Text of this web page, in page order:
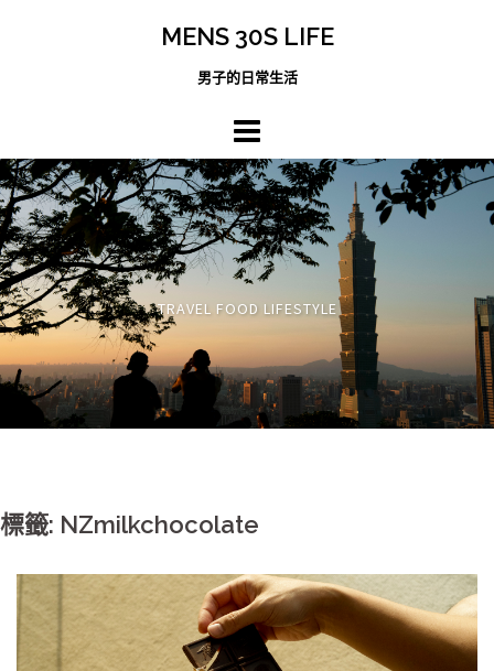
MENS 30S LIFE
男子的日常生活
TRAVEL FOOD LIFESTYLE
標籤: NZmilkchocolate